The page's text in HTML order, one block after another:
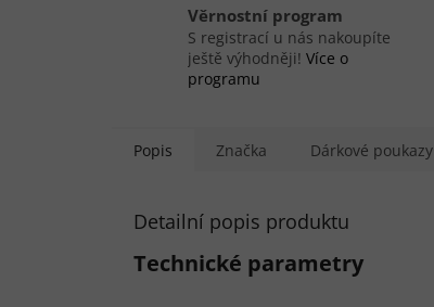
Věrnostní program
S registrací u nás nakoupíte
ještě výhodněji! Více o
programu
Popis Značka Dárkové poukazy
Detailní popis produktu
Technické parametry